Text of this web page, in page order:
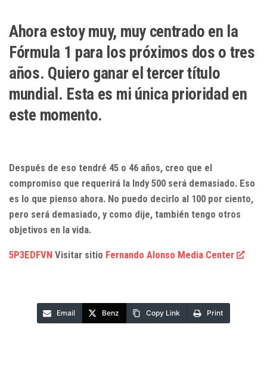
Ahora estoy muy, muy centrado en la
Fórmula 1 para los próximos dos o tres
años. Quiero ganar el tercer título
mundial. Esta es mi única prioridad en
este momento.
Después de eso tendré 45 o 46 años, creo que el
compromiso que requerirá la Indy 500 será demasiado. Eso
es lo que pienso ahora. No puedo decirlo al 100 por ciento,
pero será demasiado, y como dije, también tengo otros
objetivos en la vida.
5P3EDFVN Visitar sitio Fernando Alonso Media Center
Email Benz Copy Link Print